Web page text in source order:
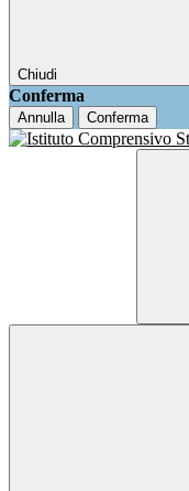
Chiudi
Conferma
Annulla Conferma